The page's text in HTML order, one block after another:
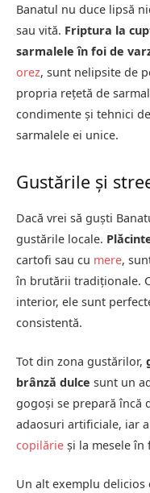
Banatul nu duce lipsă
sau vită. Friptura la
sarmalele în foi de
orez, sunt nelipsite de
propria rețetă de
condimente și tehnici
sarmalele ei unice.
Gustările și
Dacă vrei să guști
gustările locale.
cartofi sau cu mere,
în brutării tradiționale.
interior, ele sunt
consistentă.
Tot din zona gustărilor,
brânză dulce sunt un
gogoși se prepară încă
adaosuri artificiale, iar
copilărie și la mesele în
Un alt exemplu delicios